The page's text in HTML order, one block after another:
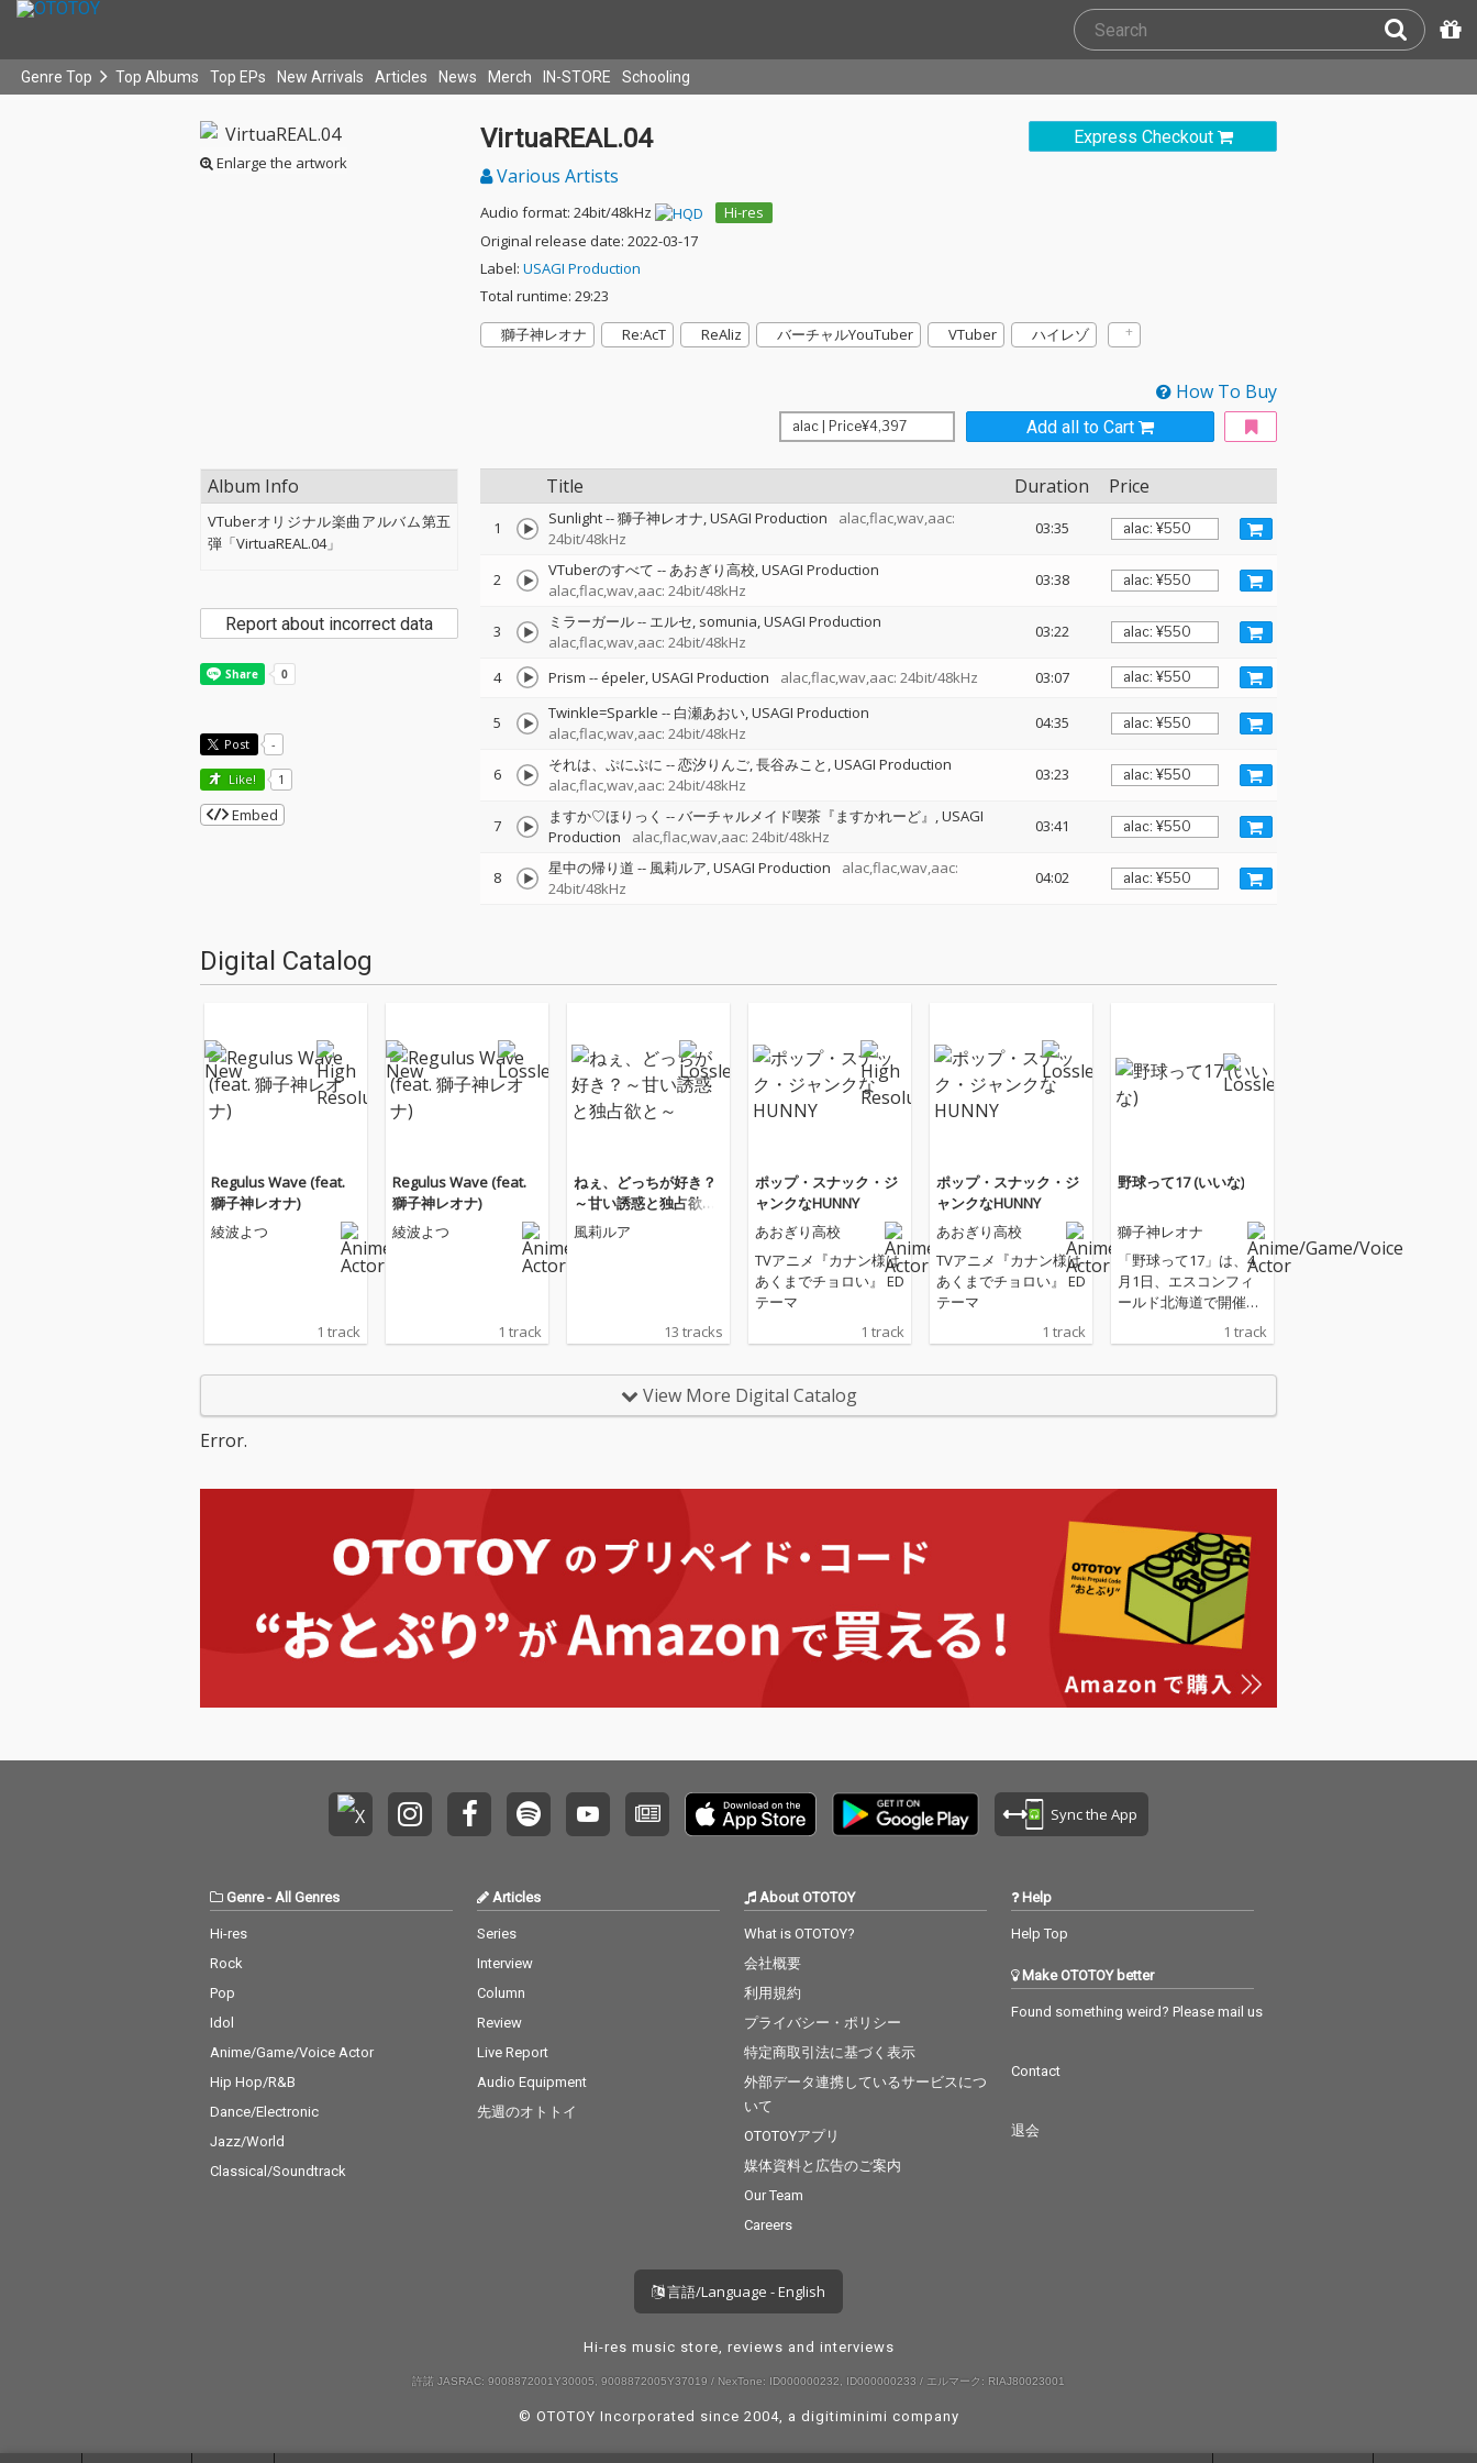
Genre Top Top Albums Top EPs New Arrivals Articles News Merch IN-STORE Schooling
Enlarge the artwork
Express Checkout
VirtuaREAL.04
Various Artists
Audio format: 24bit/48kHz
Hi-res
Original release date: 2022-03-17
Label: USAGI Production
Total runtime: 29:23
獅子神レオナ
Re:AcT ReAliz バーチャルYouTuber VTuber ハイレゾ
How To Buy
Add all to Cart
Title Duration Price
1 Sunlight--獅子神レオナ USAGI Production
alac,flac,wav,aac:
24bit/48kHz
03:35
2 VTuberのすべて --あおぎり高校 USAGI Production
alac,flac,wav,aac: 24bit/48kHz
03:38
3 ミラーガール-- エルセ somunia USAGI Production
alac,flac,wav,aac: 24bit/48kHz
03:22
4 Prism --épeler USAGI Production alac,flac,wav,aac: 24bit/48kHz 03:07
5 Twinkle=Sparkle -- 白瀬あおい USAGI Production
alac,flac,wav,aac: 24bit/48kHz
04:35
6 それは、ぷにぷに --恋汐りんご 長谷みこと USAGI Production
alac,flac,wav,aac: 24bit/48kHz
03:23
7 ますか♡ほりっく --バーチャルメイド喫茶『ますかれーど』
USAGI
Production
alac,flac,wav,aac: 24bit/48kHz
03:41
8 星中の帰り道 -- 風莉ルア USAGI Production
alac,flac,wav,aac:
24bit/48kHz
04:02
Album Info
VTuberオリジナル楽曲アルバム第五
弾「VirtuaREAL.04」
Report about incorrect data
Post -
Like! 1
Embed
Digital Catalog
Regulus Wave (feat.
獅子神レオナ)
綾波よつ
1 track
Regulus Wave (feat.
獅子神レオナ)
綾波よつ
1 track
ねぇ、どっちが好き？
～甘い誘惑と独占欲と
～
風莉ルア
13 tracks
ポップ・スナック・ジ
ャンクなHUNNY
あおぎり高校
TVアニメ『カナン様は
あくまでチョロい』 ED
テーマ
1 track
ポップ・スナック・ジ
ャンクなHUNNY
あおぎり高校
TVアニメ『カナン様は
あくまでチョロい』 ED
テーマ
1 track
野球って17 (いいな)
獅子神レオナ
「野球って17」は、4
月1日、エスコンフィ
ールド北海道で開催さ
れる北海道日本ハムフ
ァイターズ開幕戦のタ
ナが野球選手へ向けて
て歌い上げた、疾走感
あふれるJ-POPスタジ
アムアンセム。 バンド
サウンドと大合唱を想
起させるコーラスワー
クが特徴で、球場でも
ちを後押しする楽曲に
仕上がっています。
1 track
View More Digital Catalog
Error.
Sync the App
Genre- All Genres
Hi-res
Rock
Pop
Idol
Anime/Game/Voice Actor
Hip Hop/R&B
Dance/Electronic
Jazz/World
Classical/Soundtrack
Articles
Series
Interview
Column
Review
Live Report
Audio Equipment
先週のオトトイ
About OTOTOY
What is OTOTOY?
会社概要
利用規約
プライバシー・ポリシー
特定商取引法に基づく表示
外部データ連携しているサービスにつ
いて
OTOTOYアプリ
媒体資料と広告のご案内
Our Team
Careers
Help
Help Top
Make OTOTOY better
Found something weird? Please mail us
Contact
退会
言語/Language - English
Hi-res music store, reviews and interviews
許諾 JASRAC: 9008872001Y30005, 9008872005Y37019 / NexTone: ID000000232, ID000000233 / エルマーク: RIAJ80023001
© OTOTOY Incorporated since 2004, a digitiminimi company